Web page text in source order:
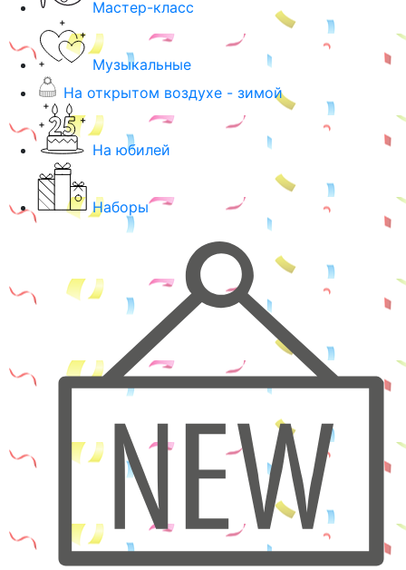
Мастер-класс
Музыкальные
На открытом воздухе - зимой
На юбилей
Наборы